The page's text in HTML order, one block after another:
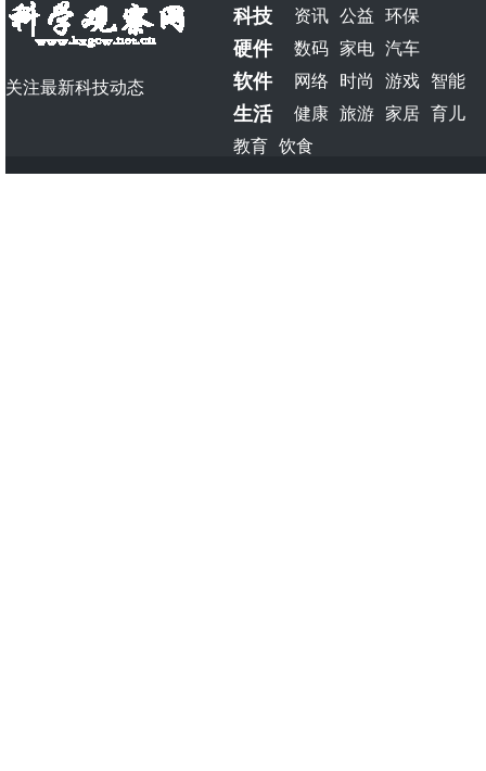
关注最新科技动态
科技 资讯 公益 环保
硬件 数码 家电 汽车
软件 网络 时尚 游戏 智能
生活 健康 旅游 家居 育儿
教育 饮食